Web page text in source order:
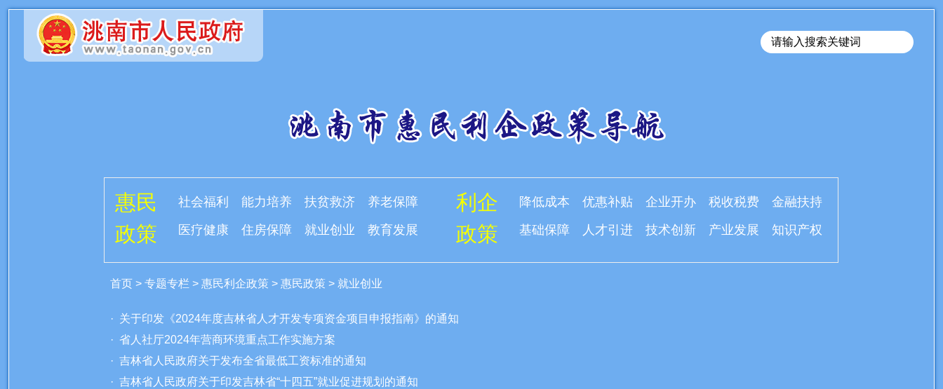
惠民
政策
社会福利 能力培养 扶贫救济
养老保障
医疗健康
住房保障 就业创业 教育发展
利企
政策
降低成本 优惠补贴 企业开办 税收税费
金融扶持
基础保障
人才引进 技术创新 产业发展 知识产权
首页> 专题专栏 > 惠民利企政策> 惠民政策> 就业创业
· 关于印发《2024年度吉林省人才开发专项资金项目申报指南》的通知
· 省人社厅2024年营商环境重点工作实施方案
· 吉林省人民政府关于发布全省最低工资标准的通知
· 吉林省人民政府关于印发吉林省“十四五”就业促进规划的通知